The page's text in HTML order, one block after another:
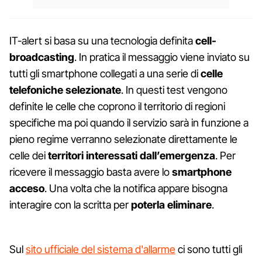
IT-alert si basa su una tecnologia definitacell-
broadcasting. In pratica il messaggio viene inviato su
tutti gli smartphone collegati a una serie dicelle
telefoniche selezionate. In questi test vengono
definite le celle che coprono il territorio di regioni
specifiche ma poi quando il servizio sarà in funzione a
pieno regime verranno selezionate direttamente le
celle deiterritori interessati dall’emergenza. Per
ricevere il messaggio basta avere losmartphone
acceso. Una volta che la notifica appare bisogna
interagire con la scritta perpoterla eliminare.
Sulsito ufficiale del sistema d'allarmeci sono tutti gli